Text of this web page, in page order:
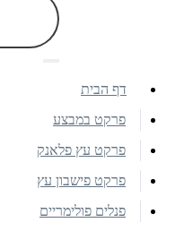
דף הבית
פרקט במבצע
פרקט עץ פלאנק
פרקט פישבון עץ
פנלים פולימריים